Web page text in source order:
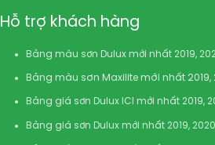
Hỗ trợ khách hàng
Bảng màu sơn Dulux mới nhất 2019,
Bảng màu sơn Maxilite mới nhất 2019,
Bảng giá sơn Dulux ICI mới nhất 2019,
Bảng giá sơn Dulux mới nhất 2019, 2020